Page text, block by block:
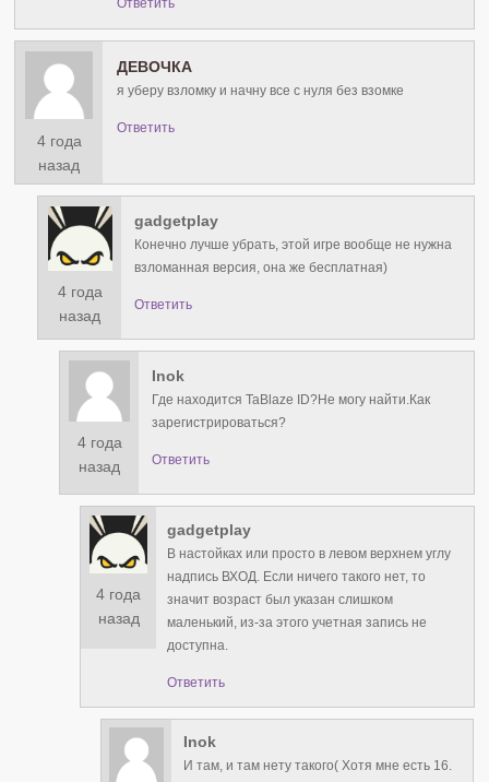
Ответить
4 года
назад
ДЕВОЧКА
я уберу взломку и начну все с нуля без взомке
Ответить
4 года
назад
gadgetplay
Конечно лучше убрать, этой игре вообще не нужна
взломанная версия, она же бесплатная)
Ответить
4 года
назад
Inok
Где находится TaBlaze ID?Не могу найти.Как
зарегистрироваться?
Ответить
4 года
назад
gadgetplay
В настойках или просто в левом верхнем углу
надпись ВХОД. Если ничего такого нет, то
значит возраст был указан слишком
маленький, из-за этого учетная запись не
доступна.
Ответить
Inok
И там, и там нету такого( Хотя мне есть 16.